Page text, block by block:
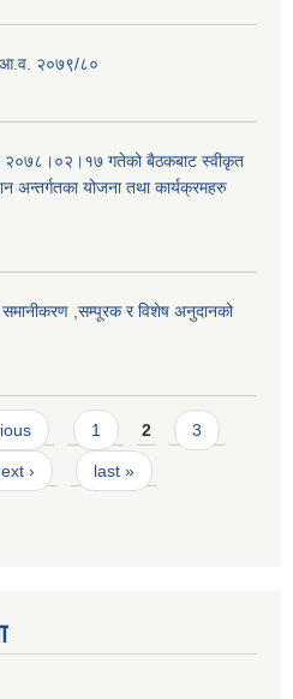
आ.व. २०७९/८०
२०७८।०२।१७ गतेको बैठकबाट स्वीकृत
योजना तथा कार्यक्रमहरु
,सम्पूरक र विशेष अनुदानको
1 2 3
› last »